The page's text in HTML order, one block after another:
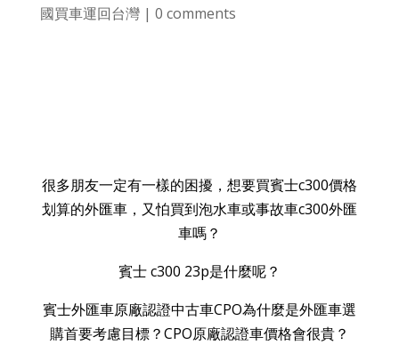
國買車運回台灣| 0 comments
很多朋友一定有一樣的困擾，想要買賓士c300價格
划算的外匯車，又怕買到泡水車或事故車c300外匯
車嗎？
賓士 c300 23p是什麼呢？
賓士外匯車原廠認證中古車CPO為什麼是外匯車選
購首要考慮目標？CPO原廠認證車價格會很貴？